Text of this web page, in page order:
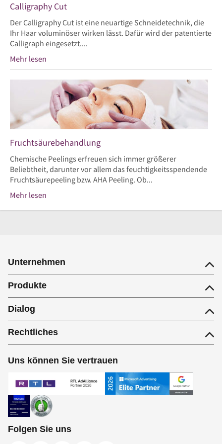
Calligraphy Cut
Der Calligraphy Cut ist eine neuartige Schneidetechnik, die
Ihr Haar voluminöser wirken lässt. Dafür wird der patentierte
Calligraph eingesetzt....
Mehr lesen
Fruchtsäurebehandlung
Chemische Peelings erfreuen sich immer größerer
Beliebtheit, darunter vor allem das feuchtigkeitsspendende
Fruchtsäurepeeling bzw. AHA Peeling. Ob...
Mehr lesen
Unternehmen
Produkte
Dialog
Rechtliches
Uns können Sie vertrauen
Folgen Sie uns